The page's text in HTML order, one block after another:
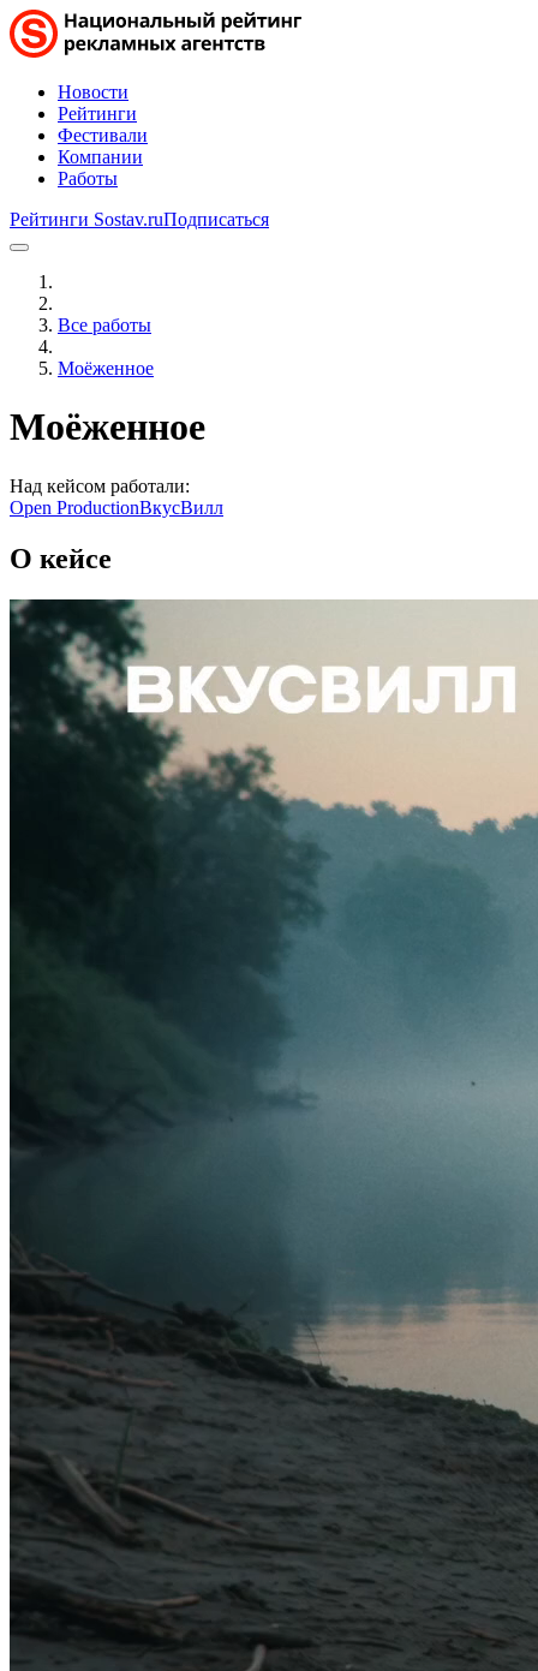
Новости
Рейтинги
Фестивали
Компании
Работы
Рейтинги Sostav.ruПодписаться
Все работы
Моёженное
Моёженное
Над кейсом работали:
Open ProductionВкусВилл
О кейсе